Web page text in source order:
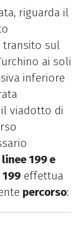
riguarda il
transito sul
ai soli
inferiore
viadotto di
199 e
effettua
percorso: